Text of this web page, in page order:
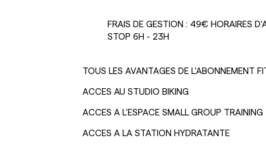
FRAIS DE GESTION : 49€ HORAIRES
STOP 6H - 23H
TOUS LES AVANTAGES DE L'ABONNEMENT
ACCES AU STUDIO BIKING
ACCES A L'ESPACE SMALL GROUP TRAINING
ACCES A LA STATION HYDRATANTE